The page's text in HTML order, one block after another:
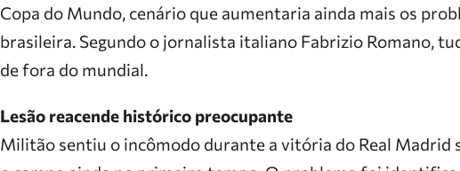
Copa do Mundo, cenário que aumentaria ainda mais os
brasileira. Segundo o jornalista italiano Fabrizio Romano,
de fora do mundial.
Lesão reacende histórico preocupante
Militão sentiu o incômodo durante a vitória do Real Madrid